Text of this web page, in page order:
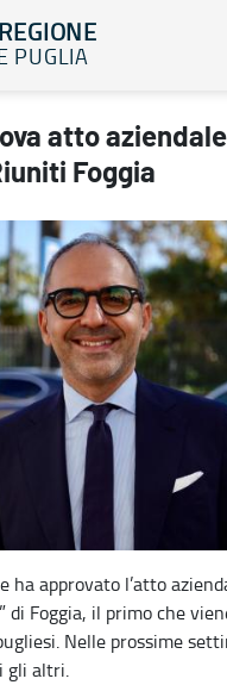
PUGLIA
Policlinico Riuniti
atto aziendale
Foggia
ha approvato l’atto
di Foggia, il primo che
Nelle prossime
gli altri.